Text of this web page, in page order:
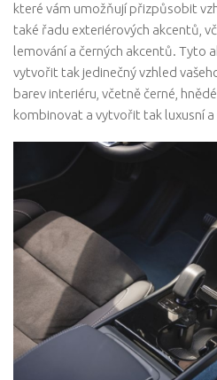
které vám umožňují přizpůsobit
také řadu exteriérových akcentů,
lemování a černých akcentů. Tyto
vytvořit tak jedinečný vzhled
barev interiéru, včetně černé,
kombinovat a vytvořit tak luxusní